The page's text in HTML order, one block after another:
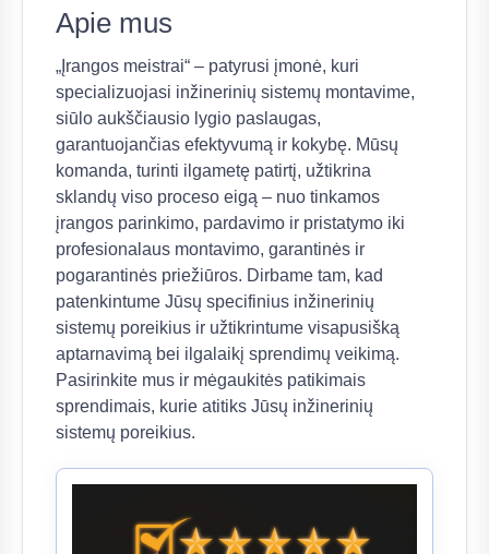
Apie mus
„Įrangos meistrai“ – patyrusi įmonė, kuri
specializuojasi inžinerinių sistemų montavime,
siūlo aukščiausio lygio paslaugas,
garantuojančias efektyvumą ir kokybę. Mūsų
komanda, turinti ilgametę patirtį, užtikrina
sklandų viso proceso eigą – nuo tinkamos
įrangos parinkimo, pardavimo ir pristatymo iki
profesionalaus montavimo, garantinės ir
pogarantinės priežiūros. Dirbame tam, kad
patenkintume Jūsų specifinius inžinerinių
sistemų poreikius ir užtikrintume visapusišką
aptarnavimą bei ilgalaikį sprendimų veikimą.
Pasirinkite mus ir mėgaukitės patikimais
sprendimais, kurie atitiks Jūsų inžinerinių
sistemų poreikius.